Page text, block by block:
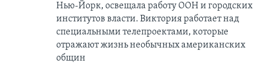
Нью-Йорк, освещала работу ООН и городских
институтов власти. Виктория работает над
специальными телепроектами, которые
отражают жизнь необычных американских
общин